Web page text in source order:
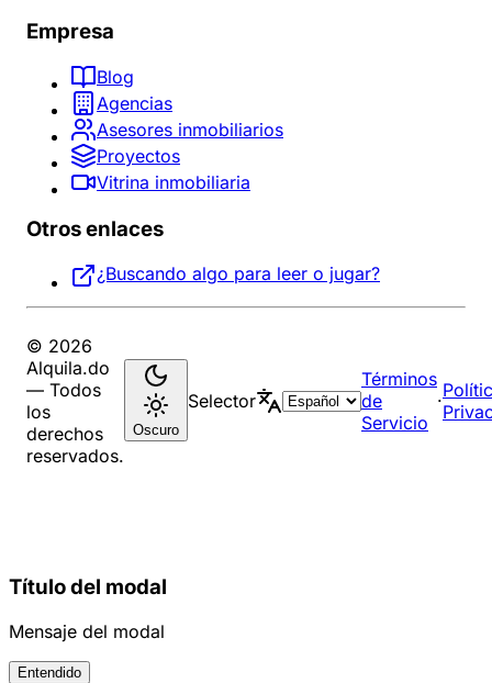
Empresa
Blog
Agencias
Asesores inmobiliarios
Proyectos
Vitrina inmobiliaria
Otros enlaces
¿Buscando algo para leer o jugar?
© 2026
Alquila.do
— Todos
los
derechos
reservados.
Oscuro
Selector
Términos
de
Servicio
·
Título del modal
Mensaje del modal
Entendido